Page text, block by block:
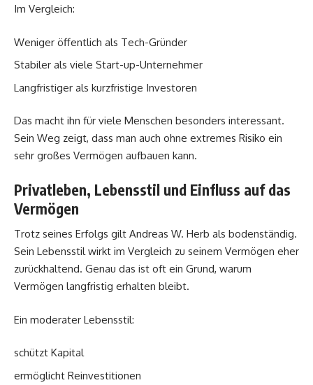
Im Vergleich:
Weniger öffentlich als Tech-Gründer
Stabiler als viele Start-up-Unternehmer
Langfristiger als kurzfristige Investoren
Das macht ihn für viele Menschen besonders interessant.
Sein Weg zeigt, dass man auch ohne extremes Risiko ein
sehr großes Vermögen aufbauen kann.
Privatleben, Lebensstil und Einfluss auf das
Vermögen
Trotz seines Erfolgs gilt Andreas W. Herb als bodenständig.
Sein Lebensstil wirkt im Vergleich zu seinem Vermögen eher
zurückhaltend. Genau das ist oft ein Grund, warum
Vermögen langfristig erhalten bleibt.
Ein moderater Lebensstil:
schützt Kapital
ermöglicht Reinvestitionen